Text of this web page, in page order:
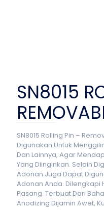
SN8015
SN8015 Rolling Pin –
Digunakan Untuk
Dan Lainnya, Agar
Yang Diinginkan. Selain
Adonan Juga Dapat
Adonan Anda. Dilengkapi
Pasang. Terbuat Dari
Anodizing Dijamin Awet,